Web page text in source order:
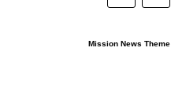
Mission News Theme